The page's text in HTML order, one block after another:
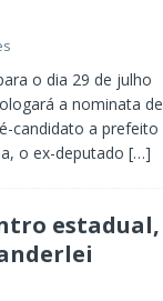
o dia 29 de julho
a nominata de
candidato a prefeito
o ex-deputado […]
estadual,